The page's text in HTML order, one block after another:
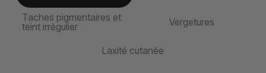
Taches pigmentaires et
teint irrégulier
Vergetures
Laxité cutanée